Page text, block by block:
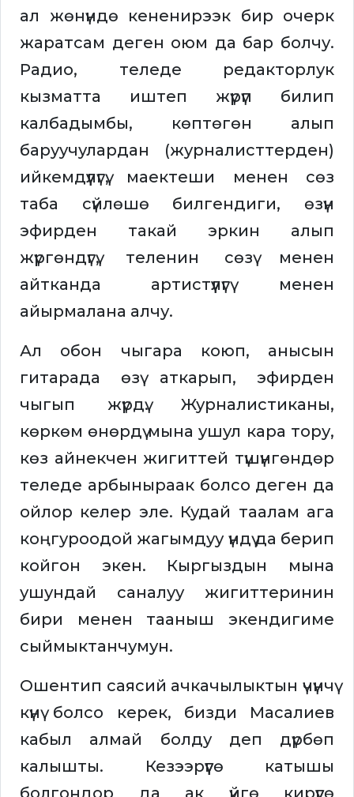
ал жөнүндө кененирээк бир очерк
жаратсам деген оюм да бар болчу.
Радио, теледе редакторлук
кызматта иштеп жүрүп билип
калбадымбы, көптөгөн алып
баруучулардан (журналисттерден)
ийкемдүүлүгү, маектеши менен сөз
таба сүйлөшө билгендиги, өзүн
эфирден такай эркин алып
жүргөндүгү, теленин сөзү менен
айтканда артистүүлүгү менен
айырмалана алчу.
Ал обон чыгара коюп, анысын
гитарада өзү аткарып, эфирден
чыгып жүрдү. Журналистиканы,
көркөм өнөрдү мына ушул кара тору,
көз айнекчен жигиттей түшүнгөндөр
теледе арбыныраак болсо деген да
ойлор келер эле. Кудай таалам ага
коңгуроодой жагымдуу үндү да берип
койгон экен. Кыргыздын мына
ушундай саналуу жигиттеринин
бири менен тааныш экендигиме
сыймыктанчумун.
Ошентип саясий ачкачылыктын үчүнчү
күнү болсо керек, бизди Масалиев
кабыл алмай болду деп дүрбөп
калышты. Кезээрүүгө катышы